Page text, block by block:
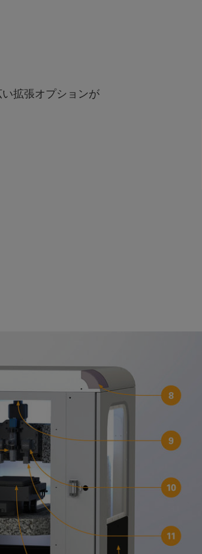
拡張オプションが